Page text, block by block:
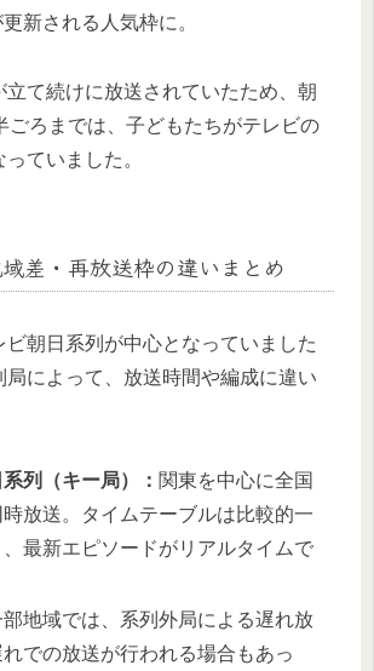
新される人気枠に。
立て続けに放送されていたため、朝
ごろまでは、子どもたちがテレビの
ていました。
差・再放送枠の違いまとめ
ビ朝日系列が中心となっていました
局によって、放送時間や編成に違い
列（キー局）： 関東を中心に全国
放送。タイムテーブルは比較的一
最新エピソードがリアルタイムで
部地域では、系列外局による遅れ放
での放送が行われる場合もあっ